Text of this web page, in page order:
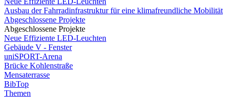
Ausbau der Fahrradinfrastruktur für eine klimafreundliche Mobilität
Abgeschlossene Projekte
Abgeschlossene Projekte
Neue Effiziente LED-Leuchten
Gebäude V - Fenster
uniSPORT-Arena
Brücke Kohlenstraße
Mensaterrasse
BibTop
Themen